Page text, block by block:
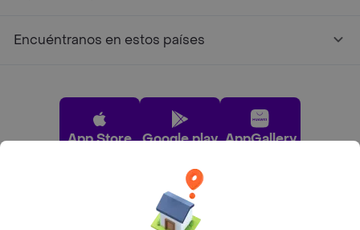
Encuéntranos en estos países
App Store Google play AppGallery
Pide tu comida favorita cerca de ti